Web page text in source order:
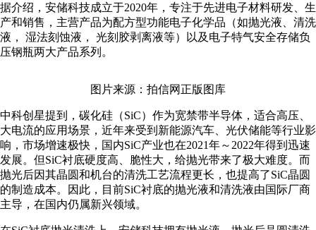
据介绍，安储科技成立于2020年，专注于先进电子材料研发、生
产和销售，主营产品为配方型功能电子化学品（如抛光液、清洗
液， 湿法刻蚀液， 光刻胶剥离液等）以及电子特气安全存储负
压钢瓶两大产品系列。
图片来源：拍信网正版图库
中科创星提到，碳化硅（SiC）作为宽禁带半导体，适合高压、
大电流的应用场景，近年来受到新能源汽车、光伏储能等行业影
响，市场增速极快，国内SiC产业也在2021年～2022年得到迅速
发展。但SiC衬底硬度高、脆性大，给抛光带来了极大难度。而
抛光后因其晶圆和机台的清洗工艺流程更长，也提高了SiC晶圆
的制造成本。因此，目前SiC衬底的抛光液和清洗液由国际厂商
主导，在国内仍属新兴领域。